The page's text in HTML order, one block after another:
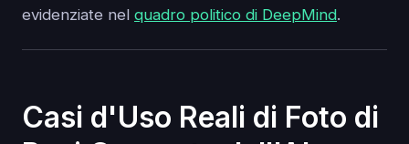
evidenziate nel quadro politico di DeepMind.
Casi d'Uso Reali di Foto di